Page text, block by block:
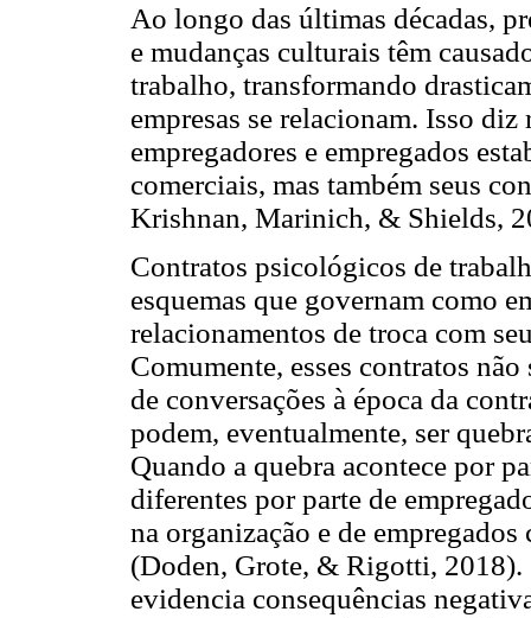
Ao longo das últimas décadas,
e mudanças culturais têm
trabalho, transformando
empresas se relacionam. Isso
empregadores e empregados
comerciais, mas também seus
Krishnan, Marinich, & Shields,
Contratos psicológicos de
esquemas que governam como
relacionamentos de troca com
Comumente, esses contratos
de conversações à época da
podem, eventualmente, ser
Quando a quebra acontece por
diferentes por parte de
na organização e de
(Doden, Grote, & Rigotti, 2018).
evidencia consequências